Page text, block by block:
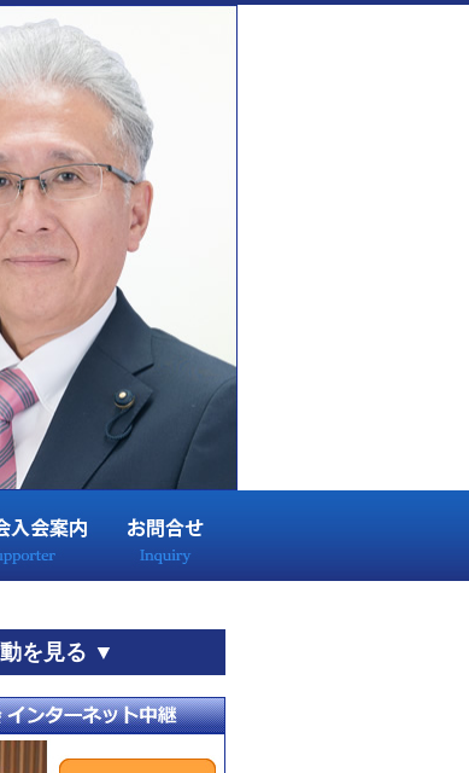
を見る ▼